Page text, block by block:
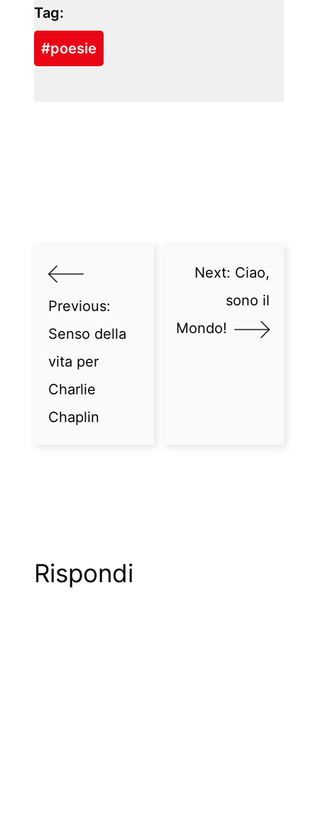
Tag:
#poesie
Previous:
Senso della
vita per
Charlie
Chaplin
Next: Ciao,
sono il
Mondo!
Rispondi